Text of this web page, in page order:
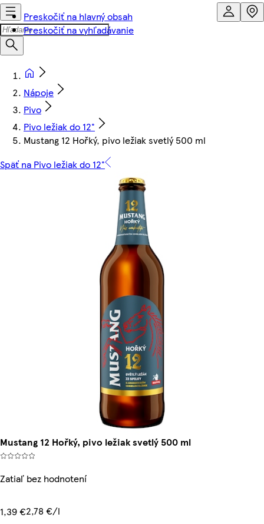
Preskočiť na hlavný obsah
Preskočiť na vyhľadávanie
Nápoje
Pivo
Pivo ležiak do 12°
Mustang 12 Hořký, pivo ležiak svetlý 500 ml
Späť na Pivo ležiak do 12°
Mustang 12 Hořký, pivo ležiak svetlý 500 ml
Zatiaľ bez hodnotení
1,39 €2,78 €/l